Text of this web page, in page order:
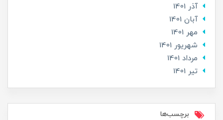
آذر 1401
آبان 1401
مهر 1401
شهریور 1401
مرداد 1401
تير 1401
برچسب‌ها